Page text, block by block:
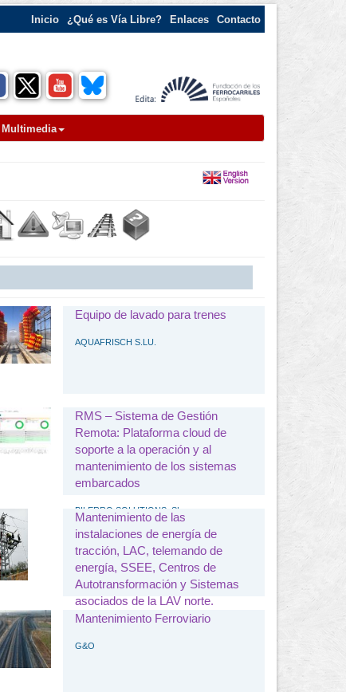
Inicio ¿Qué es Vía Libre? Enlaces Contacto
Multimedia
Equipo de lavado para trenes
AQUAFRISCH S.LU.
RMS – Sistema de Gestión
Remota: Plataforma cloud de
soporte a la operación y al
mantenimiento de los sistemas
embarcados
BILERRO SOLUTIONS, SL
Mantenimiento de las
instalaciones de energía de
tracción, LAC, telemando de
energía, SSEE, Centros de
Autotransformación y Sistemas
asociados de la LAV norte.
Tramos Madrid-Valladolid-León-
Mantenimiento Ferroviario
G&O